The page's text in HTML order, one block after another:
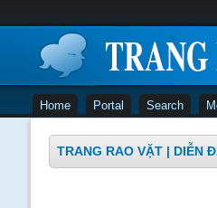
Home Portal Search
TRANG RAO VẶT | DIỄN